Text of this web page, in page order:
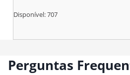
Disponível:707
Perguntas